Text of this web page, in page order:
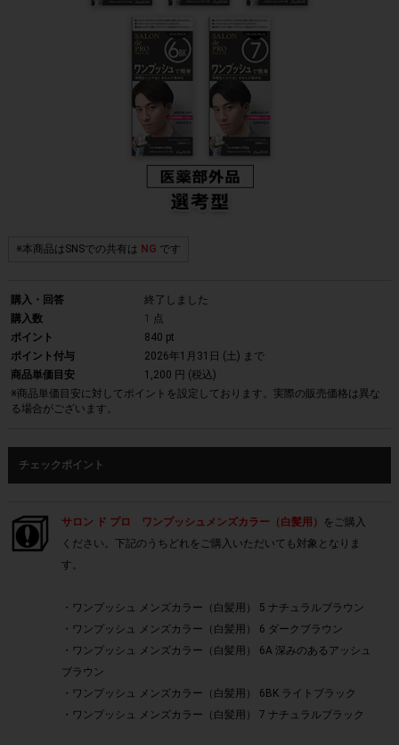
※本商品はSNSでの共有は NG です
購入・回答
終了しました
購入数
1
点
ポイント
840 pt
ポイント付与
2026年1月31日 (土) まで
商品単価目安
1,200 円 (税込)
※商品単価目安に対してポイントを設定しております。実際の販売価格は異な
る場合がございます。
チェックポイント
サロン ド プロ ワンプッシュメンズカラー（白髪用）
をご購入
ください。下記のうちどれをご購入いただいても対象となりま
す。
・ワンプッシュ メンズカラー（白髪用） 5 ナチュラルブラウン
・ワンプッシュ メンズカラー（白髪用） 6 ダークブラウン
・ワンプッシュ メンズカラー（白髪用） 6A 深みのあるアッシュ
ブラウン
・ワンプッシュ メンズカラー（白髪用） 6BK ライトブラック
・ワンプッシュ メンズカラー（白髪用） 7 ナチュラルブラック